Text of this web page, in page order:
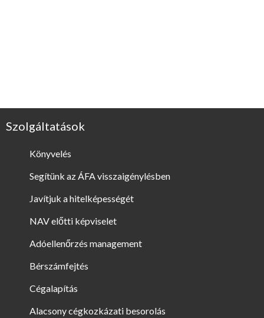
Szolgáltatások
Könyvelés
Segítünk az ÁFA visszaigénylésben
Javítjuk a hitelképességét
NAV előtti képviselet
Adóellenőrzés management
Bérszámfejtés
Cégalapítás
Alacsony cégkozkázati besorolás